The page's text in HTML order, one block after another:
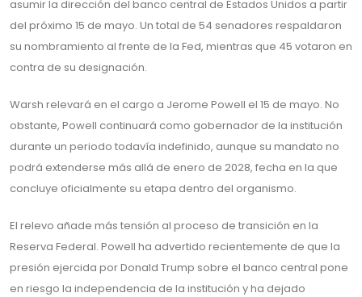
asumir la dirección del banco central de Estados Unidos a partir
del próximo 15 de mayo. Un total de 54 senadores respaldaron
su nombramiento al frente de la Fed, mientras que 45 votaron en
contra de su designación.
Warsh relevará en el cargo a Jerome Powell el 15 de mayo. No
obstante, Powell continuará como gobernador de la institución
durante un periodo todavía indefinido, aunque su mandato no
podrá extenderse más allá de enero de 2028, fecha en la que
concluye oficialmente su etapa dentro del organismo.
El relevo añade más tensión al proceso de transición en la
Reserva Federal. Powell ha advertido recientemente de que la
presión ejercida por Donald Trump sobre el banco central pone
en riesgo la independencia de la institución y ha dejado